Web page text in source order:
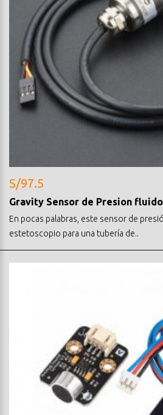
S/97.5
Gravity Sensor de Presion
En pocas palabras, este sensor de
estetoscopio para una tubería de..